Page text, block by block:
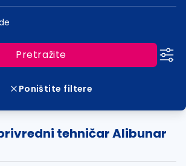
Pretražite
Poništite filtere
tehničar Alibunar